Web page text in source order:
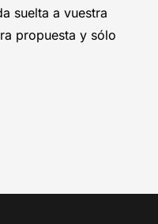
suelta a vuestra
propuesta y sólo